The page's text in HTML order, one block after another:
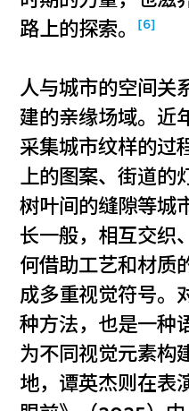
路上的探索。
[6]
人与城市的空间关
建的亲缘场域。近
采集城市纹样的过
上的图案、街道的
树叶间的缝隙等城
长一般，相互交织
何借助工艺和材质
成多重视觉符号。
种方法，也是一种
为不同视觉元素构
地，谭英杰则在表